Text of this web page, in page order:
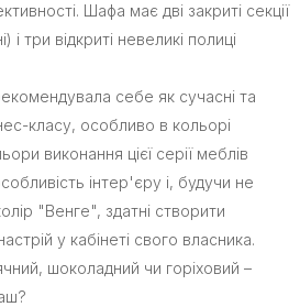
Шафа має дві закриті секції
і три відкриті невеликі полиці
себе як сучасні та
класу, особливо в кольорі
виконання цієї серії меблів
інтер'єру і, будучи не
"Венге", здатні створити
у кабінеті свого власника.
шоколадний чи горіховий –